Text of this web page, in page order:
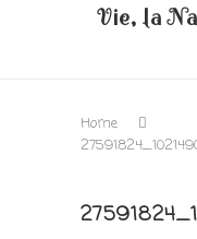
Vie, la
Home